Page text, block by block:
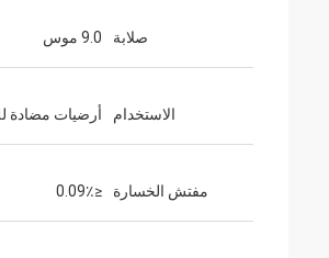
صلابة 9.0 موس
الاستخدام أرضيات مضادة
مفتش الخسارة ≤0.09٪